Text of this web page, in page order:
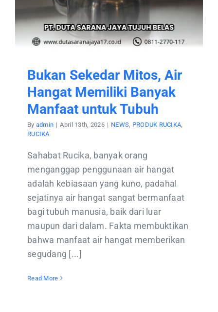
Bukan Sekedar Mitos, Air
Hangat Memiliki Banyak
Manfaat untuk Tubuh
By admin | April 13th, 2026 | NEWS PRODUK RUCIKA
RUCIKA
Sahabat Rucika, banyak orang
menganggap penggunaan air hangat
adalah kebiasaan yang kuno, padahal
sejatinya air hangat sangat bermanfaat
bagi tubuh manusia, baik dari luar
maupun dari dalam. Fakta membuktikan
bahwa manfaat air hangat memberikan
segudang [...]
Read More